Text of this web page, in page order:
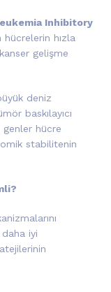
Inhibitory
hücrelerin hızla
gelişme
deniz
baskılayıcı
hücre
stabilitenin
iyi